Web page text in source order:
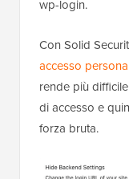
wp-login.
Con Solid
accesso
rende più
di accesso e
forza bruta.